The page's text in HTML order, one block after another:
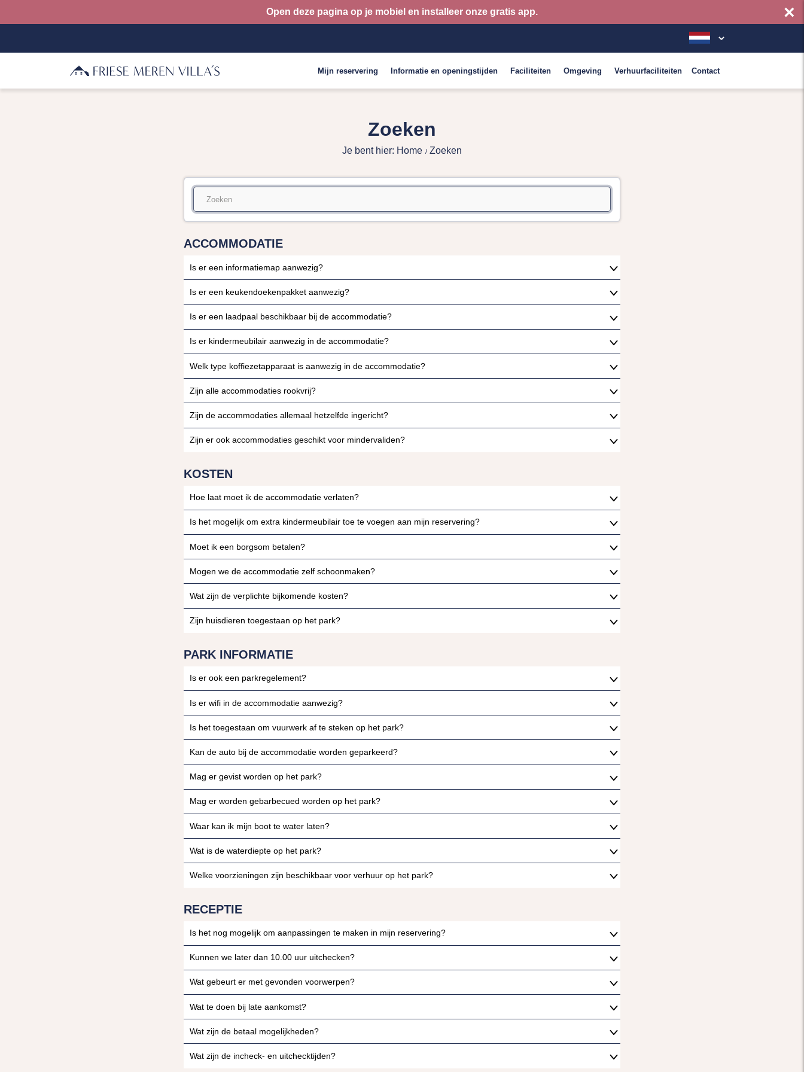
Open deze pagina op je mobiel en installeer onze gratis app. ×
Mijn reservering Informatie en openingstijden Faciliteiten Omgeving Verhuurfaciliteiten Contact
Zoeken
Je bent hier: Home Zoeken
ACCOMMODATIE
Is er een informatiemap aanwezig?
Is er een keukendoekenpakket aanwezig?
Is er een laadpaal beschikbaar bij de accommodatie?
Is er kindermeubilair aanwezig in de accommodatie?
Welk type koffiezetapparaat is aanwezig in de accommodatie?
Zijn alle accommodaties rookvrij?
Zijn de accommodaties allemaal hetzelfde ingericht?
Zijn er ook accommodaties geschikt voor mindervaliden?
KOSTEN
Hoe laat moet ik de accommodatie verlaten?
Is het mogelijk om extra kindermeubilair toe te voegen aan mijn reservering?
Moet ik een borgsom betalen?
Mogen we de accommodatie zelf schoonmaken?
Wat zijn de verplichte bijkomende kosten?
Zijn huisdieren toegestaan op het park?
PARK INFORMATIE
Is er ook een parkregelement?
Is er wifi in de accommodatie aanwezig?
Is het toegestaan om vuurwerk af te steken op het park?
Kan de auto bij de accommodatie worden geparkeerd?
Mag er gevist worden op het park?
Mag er worden gebarbecued worden op het park?
Waar kan ik mijn boot te water laten?
Wat is de waterdiepte op het park?
Welke voorzieningen zijn beschikbaar voor verhuur op het park?
RECEPTIE
Is het nog mogelijk om aanpassingen te maken in mijn reservering?
Kunnen we later dan 10.00 uur uitchecken?
Wat gebeurt er met gevonden voorwerpen?
Wat te doen bij late aankomst?
Wat zijn de betaal mogelijkheden?
Wat zijn de incheck- en uitchecktijden?